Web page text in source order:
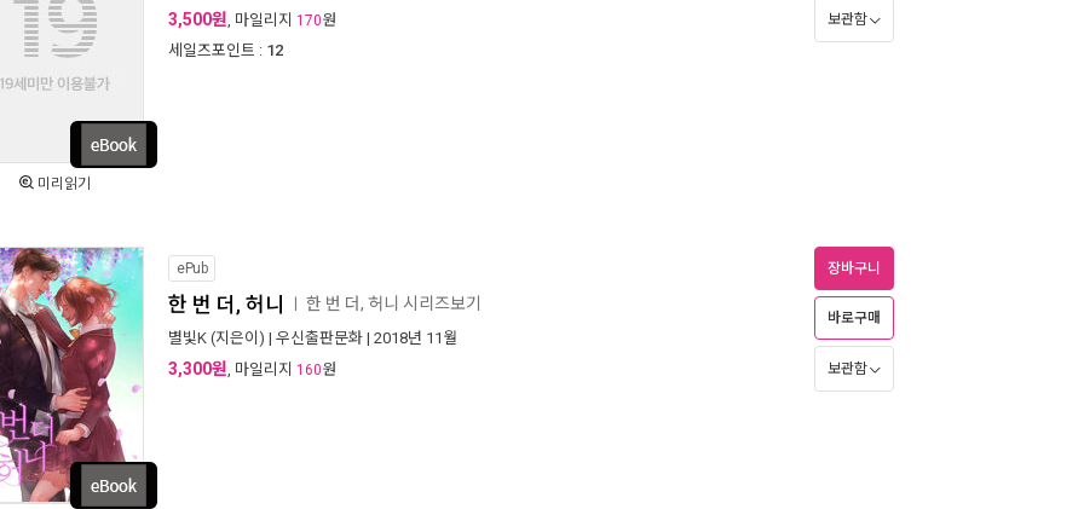
미리읽기
3,500원, 마일리지 170원
세일즈포인트 : 12
보관함
ePub
한 번 더, 허니 한 번 더, 허니 시리즈보기
별빛K (지은이) | 우신출판문화 | 2018년 11월
3,300원, 마일리지 160원
장바구니
바로구매
보관함